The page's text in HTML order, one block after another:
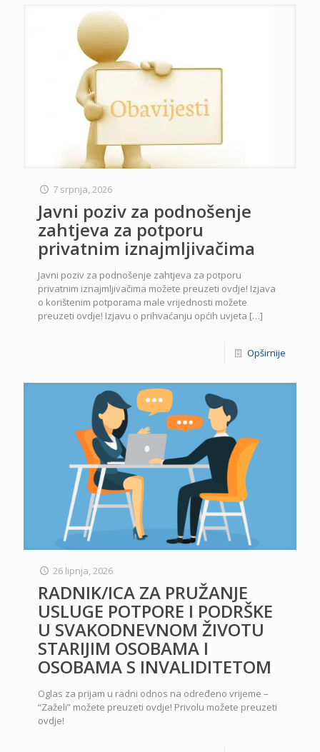
7 srpnja, 2026
Javni poziv za podnošenje
zahtjeva za potporu
privatnim iznajmljivačima
Javni poziv za podnošenje zahtjeva za potporu
privatnim iznajmljivačima možete preuzeti ovdje! Izjava
o korištenim potporama male vrijednosti možete
preuzeti ovdje! Izjavu o prihvaćanju općih uvjeta […]
Opširnije
26 lipnja, 2026
RADNIK/ICA ZA PRUŽANJE
USLUGE POTPORE I PODRŠKE
U SVAKODNEVNOM ŽIVOTU
STARIJIM OSOBAMA I
OSOBAMA S INVALIDITETOM
Oglas za prijam u radni odnos na određeno vrijeme –
“Zaželi” možete preuzeti ovdje! Privolu možete preuzeti
ovdje!